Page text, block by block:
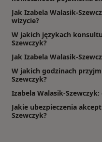
Jak Izabela Walasik-
wizycie?
W jakich językach
Szewczyk?
Jak Izabela Walasik-
W jakich godzinach
Szewczyk?
Izabela Walasik-
Jakie ubezpieczenia
Szewczyk?